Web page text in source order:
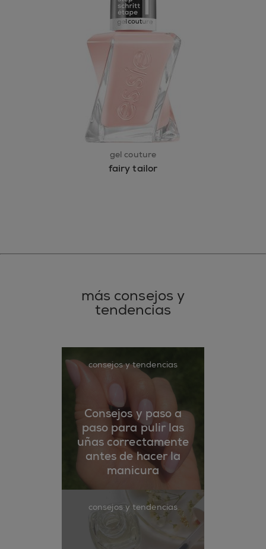
gel couture
fairy tailor
más consejos y
tendencias
consejos y tendencias
Consejos y paso a
paso para pulir las
uñas correctamente
antes de hacer la
manicura
consejos y tendencias